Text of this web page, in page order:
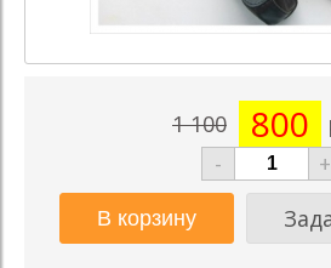
1 100 800
-
+